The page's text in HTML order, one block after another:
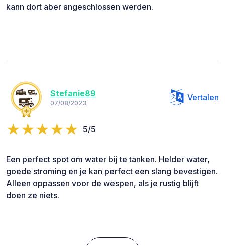
kann dort aber angeschlossen werden.
Stefanie89
07/08/2023
Vertalen
5/5
Een perfect spot om water bij te tanken. Helder water,
goede stroming en je kan perfect een slang bevestigen.
Alleen oppassen voor de wespen, als je rustig blijft
doen ze niets.